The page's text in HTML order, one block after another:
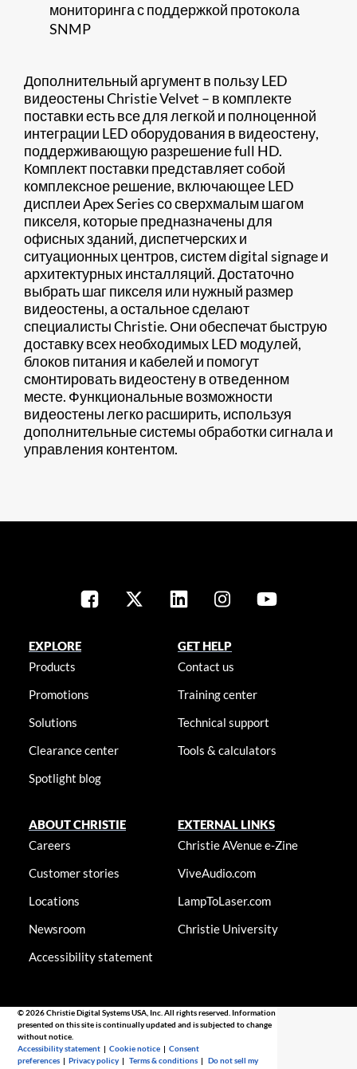
мониторинга с поддержкой протокола
SNMP
Дополнительный аргумент в пользу LED
видеостены Christie Velvet – в комплекте
поставки есть все для легкой и полноценной
интеграции LED оборудования в видеостену,
поддерживающую разрешение full HD.
Комплект поставки представляет собой
комплексное решение, включающее LED
дисплеи Apex Series со сверхмалым шагом
пикселя, которые предназначены для
офисных зданий, диспетчерских и
ситуационных центров, систем digital signage и
архитектурных инсталляций. Достаточно
выбрать шаг пикселя или нужный размер
видеостены, а остальное сделают
специалисты Christie. Они обеспечат быструю
доставку всех необходимых LED модулей,
блоков питания и кабелей и помогут
смонтировать видеостену в отведенном
месте. Функциональные возможности
видеостены легко расширить, используя
дополнительные системы обработки сигнала и
управления контентом.
EXPLORE
Products
Promotions
Solutions
Clearance center
Spotlight blog
GET HELP
Contact us
Training center
Technical support
Tools & calculators
ABOUT CHRISTIE
Careers
Customer stories
Locations
Newsroom
Accessibility statement
EXTERNAL LINKS
Christie AVenue e-Zine
ViveAudio.com
LampToLaser.com
Christie University
© 2026 Christie Digital Systems USA, Inc. All rights reserved. Information
presented on this site is continually updated and is subjected to change
without notice.
Accessibility statement |Cookie notice |Consent
preferences |Privacy policy |Terms & conditions |Do not sell my